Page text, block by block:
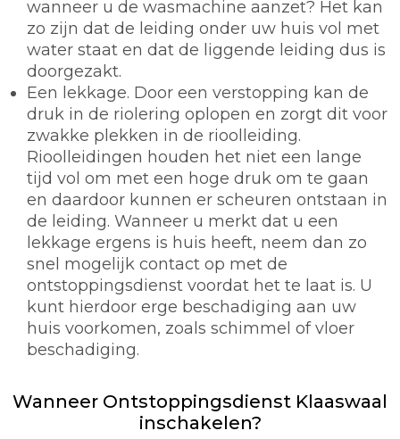
wanneer u de wasmachine aanzet? Het kan
zo zijn dat de leiding onder uw huis vol met
water staat en dat de liggende leiding dus is
doorgezakt.
Een lekkage. Door een verstopping kan de
druk in de riolering oplopen en zorgt dit voor
zwakke plekken in de rioolleiding.
Rioolleidingen houden het niet een lange
tijd vol om met een hoge druk om te gaan
en daardoor kunnen er scheuren ontstaan in
de leiding. Wanneer u merkt dat u een
lekkage ergens is huis heeft, neem dan zo
snel mogelijk contact op met de
ontstoppingsdienst voordat het te laat is. U
kunt hierdoor erge beschadiging aan uw
huis voorkomen, zoals schimmel of vloer
beschadiging.
Wanneer Ontstoppingsdienst Klaaswaal
inschakelen?